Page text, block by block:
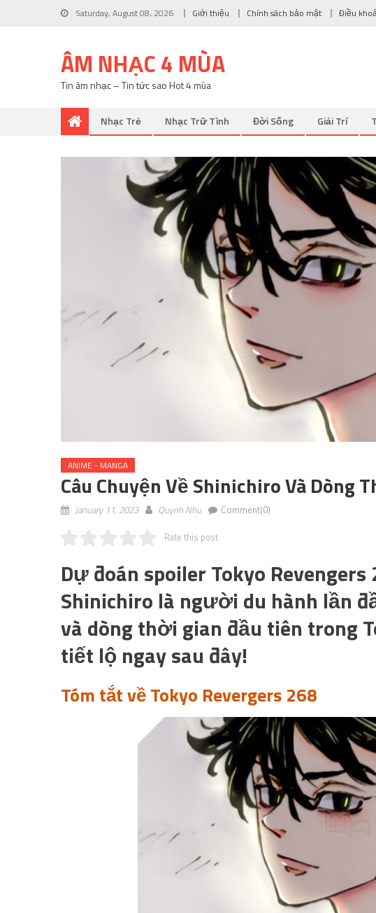
Saturday, August 08, 2026 Giới thiệu Chính sách bảo mật Điều
ÂM NHẠC 4 MÙA
Tin âm nhạc – Tin tức sao Hot 4 mùa
Nhạc Trẻ Nhạc Trữ Tình Đời Sống Giải Trí
ANIME - MANGA
Câu Chuyện Về Shinichiro Và Dòng
January 11, 2023 Quynh Nhu Comment(0)
Rate this post
Dự đoán spoiler Tokyo
Shinichiro là người du hành lần
và dòng thời gian đầu tiên trong
tiết lộ ngay sau đây!
Tóm tắt về Tokyo Revergers 268